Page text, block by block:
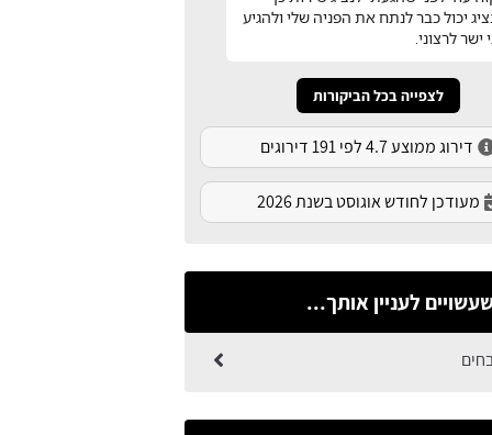
יכול כבר לנתח את הפניה שלי ולהגיע
ישר לרצוני.
לצפייה בכל הביקורות
דירוג ממוצע 4.7 לפי 191 דירוגים
מעודכן לחודש אוגוסט בשנת 2026
לעניין אותך...